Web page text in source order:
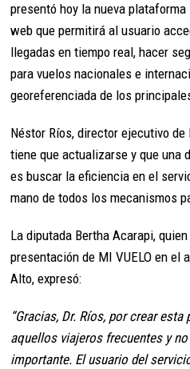
presentó hoy la nueva plataforma
web que permitirá al usuario
llegadas en tiempo real, hacer
para vuelos nacionales e
georeferenciada de los
Néstor Ríos, director ejecutivo de
tiene que actualizarse y que una
es buscar la eficiencia en el
mano de todos los mecanismos
La diputada Bertha Acarapi,
presentación de MI VUELO en el
Alto, expresó:
“Gracias, Dr. Ríos, por crear
aquellos viajeros frecuentes y
importante. El usuario del